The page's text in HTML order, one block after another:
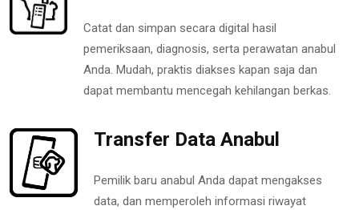
Catat dan simpan secara digital hasil
pemeriksaan, diagnosis, serta perawatan anabul
Anda. Mudah, praktis diakses kapan saja dan
dapat membantu mencegah kehilangan berkas.
Transfer Data Anabul
Pemilik baru anabul Anda dapat mengakses
data, dan memperoleh informasi riwayat